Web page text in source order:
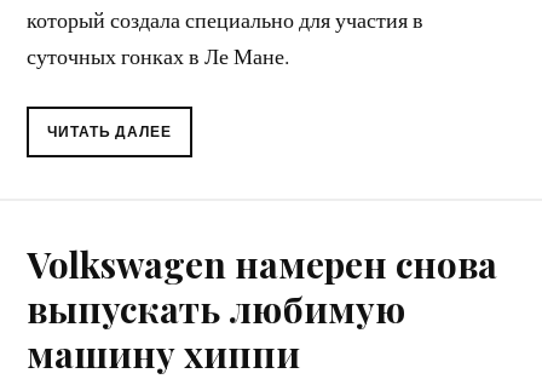
который создала специально для участия в
суточных гонках в Ле Мане.
ЧИТАТЬ ДАЛЕЕ
Volkswagen намерен снова
выпускать любимую
машину хиппи